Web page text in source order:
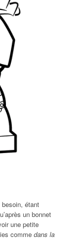
étant
un bonnet
une petite
comme dans la